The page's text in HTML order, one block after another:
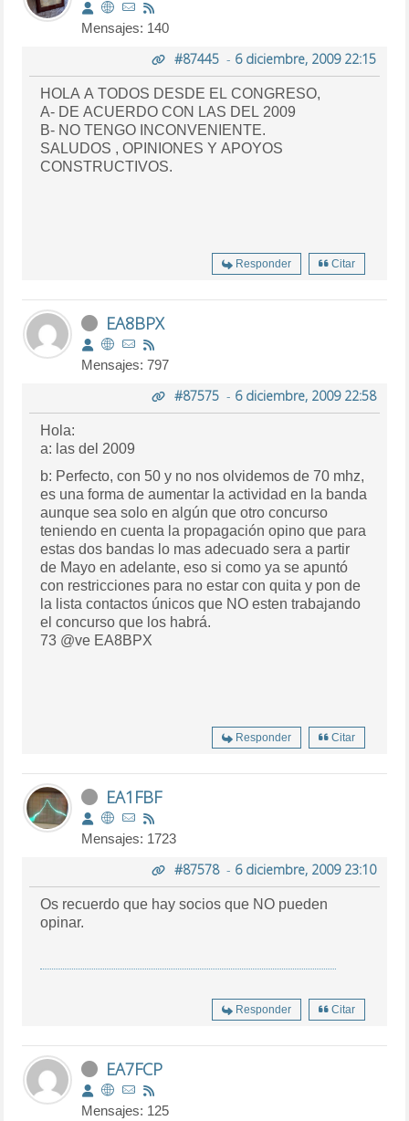
Mensajes: 140
#87445- 6 diciembre, 2009 22:15
HOLA A TODOS DESDE EL CONGRESO,
A- DE ACUERDO CON LAS DEL 2009
B- NO TENGO INCONVENIENTE.
SALUDOS , OPINIONES Y APOYOS
CONSTRUCTIVOS.
Responder Citar
EA8BPX
Mensajes: 797
#87575- 6 diciembre, 2009 22:58
Hola:
a: las del 2009
b: Perfecto, con 50 y no nos olvidemos de 70 mhz,
es una forma de aumentar la actividad en la banda
aunque sea solo en algún que otro concurso
teniendo en cuenta la propagación opino que para
estas dos bandas lo mas adecuado sera a partir
de Mayo en adelante, eso si como ya se apuntó
con restricciones para no estar con quita y pon de
la lista contactos únicos que NO esten trabajando
el concurso que los habrá.
73 @ve EA8BPX
Responder Citar
EA1FBF
Mensajes: 1723
#87578- 6 diciembre, 2009 23:10
Os recuerdo que hay socios que NO pueden
opinar.
Responder Citar
EA7FCP
Mensajes: 125